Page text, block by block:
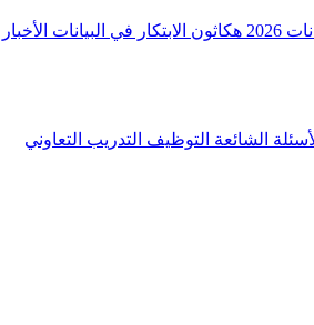
هكاثون الابتكار في البيانات الأخبار
الشائعة التوظيف التدريب التعاوني